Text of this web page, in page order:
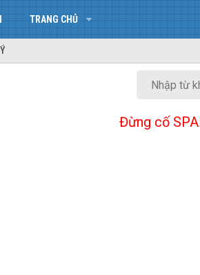
TRANG CHỦ
Đừng cố